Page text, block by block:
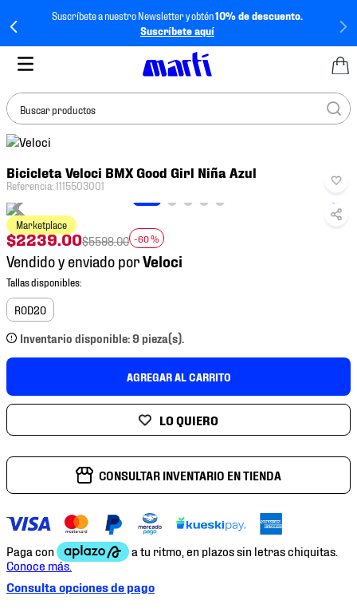
Suscríbete a nuestro Newsletter y obtén10% de descuento.
Suscríbete aquí
Buscar productos
Bicicleta Veloci BMX Good Girl Niña Azul
Referencia:1115503001
Marketplace
$2239.00$5598.00 -60 %
Vendido y enviado por
ROD20
Inventario disponible: 9 pieza(s).
AGREGAR AL CARRITO
CONSULTAR INVENTARIO EN TIENDA
Consulta opciones de pago
BUSCADOS
2.
tenis hombre
tenis
4.
tenis futbol
5.
mochila
6.
jersey
8.
chivas